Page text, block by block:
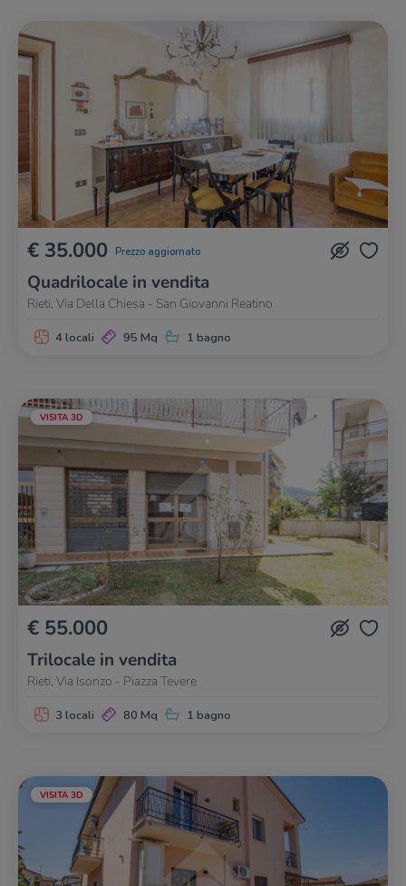
€ 35.000 Prezzo aggiornato
Quadrilocale in vendita
Rieti, Via Della Chiesa - San Giovanni Reatino
4 locali 95 Mq 1 bagno
VISITA 3D
€ 55.000
Trilocale in vendita
Rieti, Via Isonzo - Piazza Tevere
3 locali 80 Mq 1 bagno
VISITA 3D